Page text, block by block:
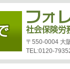
〒550-0004 大
TEL:0120-